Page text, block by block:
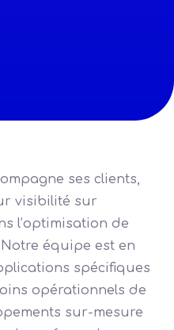
ses clients,
visibilité sur
l’optimisation de
équipe est en
spécifiques
opérationnels de
sur-mesure